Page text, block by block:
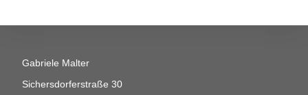
Gabriele Malter
Sichersdorferstraße 30